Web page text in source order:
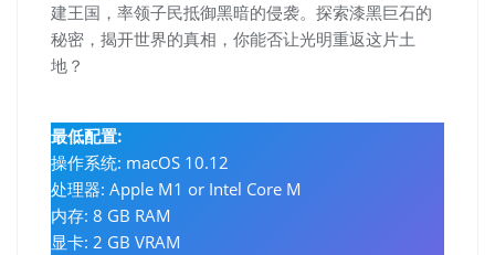
建王国，率领子民抵御黑暗的侵袭。探索漆黑巨石的
秘密，揭开世界的真相，你能否让光明重返这片土
地？
最低配置:
操作系统: macOS 10.12
处理器: Apple M1 or Intel Core M
内存: 8 GB RAM
显卡: 2 GB VRAM